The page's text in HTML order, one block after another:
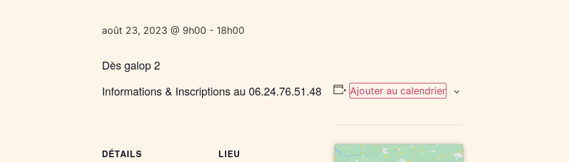
août 23, 2023 @ 9h00 - 18h00
Dès galop 2
Informations & Inscriptions au 06.24.76.51.48
Ajouter au calendrier
DÉTAILS
LIEU